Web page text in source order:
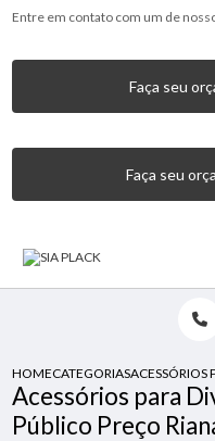
Entre em contato com um de
Faça seu
Faça seu
HOMECATEGORIASACESSÓRIOS
Acessórios para
Público Preço